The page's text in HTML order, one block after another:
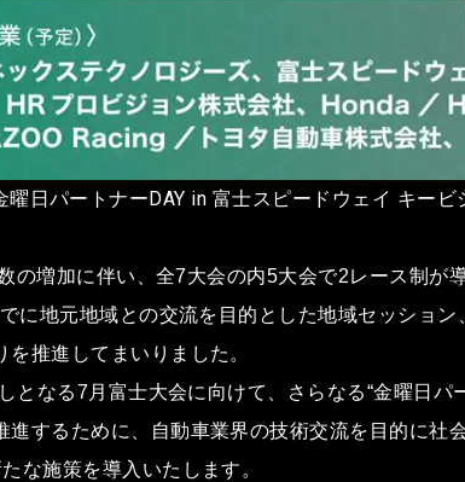
曜⽇パートナーDAY in 富⼠スピードウェイ キービ
の増加に伴い、全7⼤会の内5⼤会で2レース制
に地元地域との交流を⽬的とした地域セッショ
推進してまいりました。
となる7⽉富⼠⼤会に向けて、さらなる“⾦曜⽇
進するために、⾃動⾞業界の技術交流を⽬的に
な施策を導⼊いたします。